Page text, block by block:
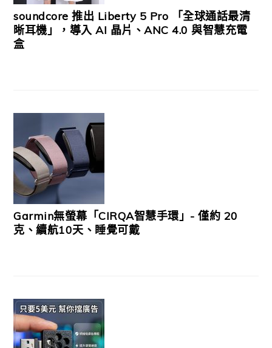
soundcore 推出 Liberty 5 Pro 「全球通話最清
晰耳機」，導入 AI 晶片、ANC 4.0 與智慧充電
盒
Garmin無螢幕「CIRQA智慧手環」- 僅約 20
克、續航10天、睡覺可戴